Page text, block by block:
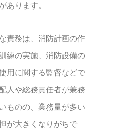
あります。
責務は、消防計画の作
練の実施、消防設備の
用に関する監督などで
人や総務責任者が兼務
ものの、業務量が多い
が大きくなりがちで